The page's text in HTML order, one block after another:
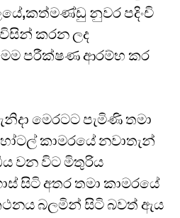
නුවර පදිංචි
කරන ලද
පරීක්ෂණ ආරම්භ කර
මෙරටට පැමිණි තමා
කාමරයේ නවාතැන්
වන විට මිතුරිය
සිටි අතර තමා කාමරයේ
බලමින් සිටි බවත් ඇය